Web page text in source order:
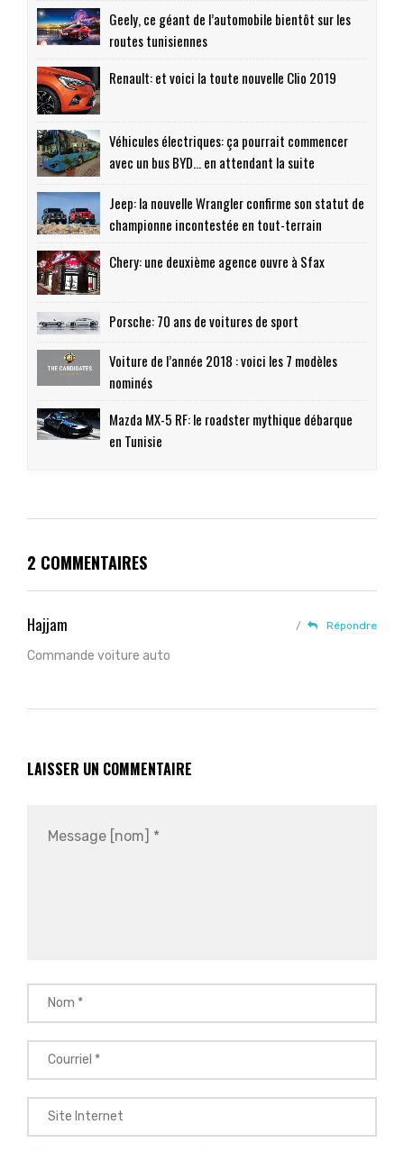
Geely, ce géant de l’automobile bientôt sur les
routes tunisiennes
Renault: et voici la toute nouvelle Clio 2019
Véhicules électriques: ça pourrait commencer
avec un bus BYD… en attendant la suite
Jeep: la nouvelle Wrangler confirme son statut de
championne incontestée en tout-terrain
Chery: une deuxième agence ouvre à Sfax
Porsche: 70 ans de voitures de sport
Voiture de l’année 2018 : voici les 7 modèles
nominés
Mazda MX-5 RF: le roadster mythique débarque
en Tunisie
2 COMMENTAIRES
Hajjam / Répondre
Commande voiture auto
LAISSER UN COMMENTAIRE